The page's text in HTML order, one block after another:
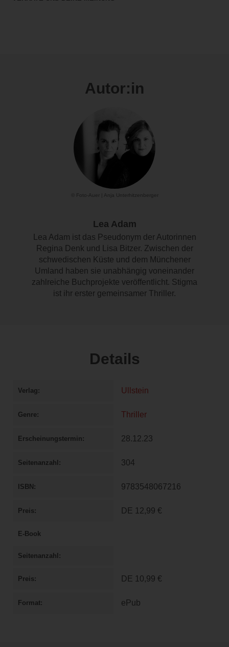
Autor:in
© Foto-Auer | Anja Unterhitzenberger
Lea Adam
Lea Adam ist das Pseudonym der Autorinnen
Regina Denk und Lisa Bitzer. Zwischen der
schwedischen Küste und dem Münchener
Umland haben sie unabhängig voneinander
zahlreiche Buchprojekte veröffentlicht. Stigma
ist ihr erster gemeinsamer Thriller.
Details
Verlag Ullstein
Genre Thriller
Erscheinungstermin 28.12.23
Seitenanzahl 304
ISBN 9783548067216
Preis DE 12,99 €
E-Book
Seitenanzahl
Preis DE 10,99 €
Format ePub